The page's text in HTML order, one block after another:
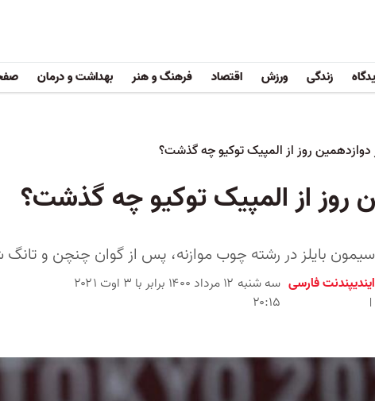
زندگی ورزش اقتصاد فرهنگ و هنر بهداشت و درمان
دوازدهمین روز از المپیک توکیو چه گذشت؟
روز از المپیک توکیو چه گذشت؟
سیمون بایلز در رشته چوب موازنه، پس از گوان چنچن و
ایندیپندنت فارسی
سه شنبه ۱۲ مرداد ۱۴۰۰ برابر با ۳ اوت ۲۰۲۱
۲۰:۱۵